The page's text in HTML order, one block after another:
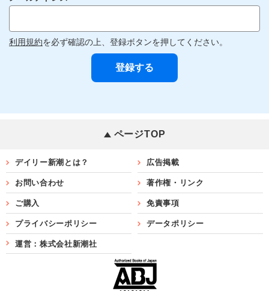
利用規約を必ず確認の上、登録ボタンを押してください。
ページTOP
デイリー新潮とは？ 広告掲載
お問い合わせ 著作権・リンク
ご購入 免責事項
プライバシーポリシー データポリシー
運営：株式会社新潮社